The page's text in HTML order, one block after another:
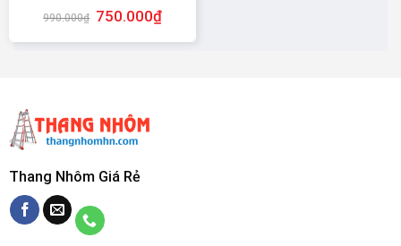
990.000₫ 750.000₫
Thang Nhôm Giá Rẻ